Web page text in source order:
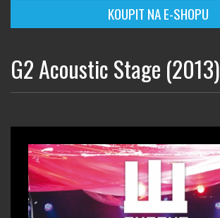
KOUPIT NA E-SHOPU
G2 Acoustic Stage (2013)